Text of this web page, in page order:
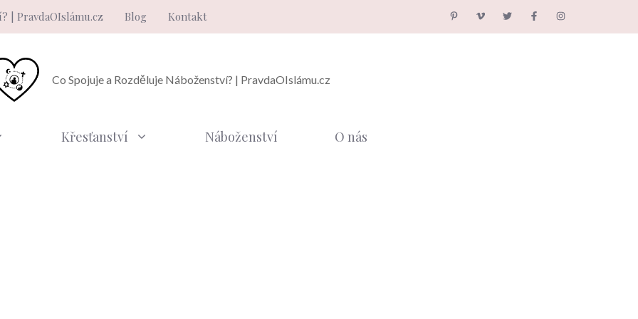
| PravdaOIslámu.cz Blog Kontakt
Co Spojuje a Rozděluje Náboženství? | PravdaOIslámu.cz
Křesťanství Náboženství O nás